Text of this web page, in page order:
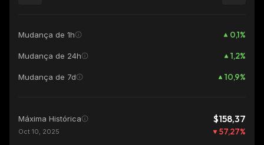
Mudança de 1h 0,1%
Mudança de 24h 1,2%
Mudança de 7d 10,9%
Máxima Histórica $158,37
Oct 10, 2025 57,27%